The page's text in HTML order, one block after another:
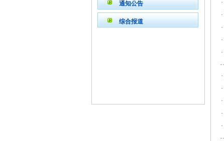
通知公告
综合报道
·
·
·
·
·
·
·
·
·
·